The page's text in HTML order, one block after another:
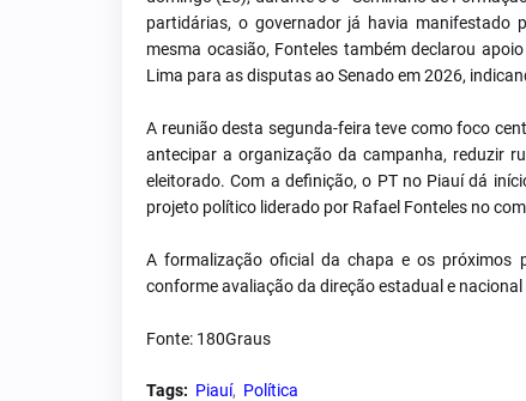
partidárias, o governador já havia manifestado
mesma ocasião, Fonteles também declarou
Lima para as disputas ao Senado em 2026,
A reunião desta segunda-feira teve como foco
antecipar a organização da campanha, reduzir
eleitorado. Com a definição, o PT no Piauí dá
projeto político liderado por Rafael Fonteles no
A formalização oficial da chapa e os próximos
conforme avaliação da direção estadual e
Fonte: 180Graus
Tags: Piauí Política